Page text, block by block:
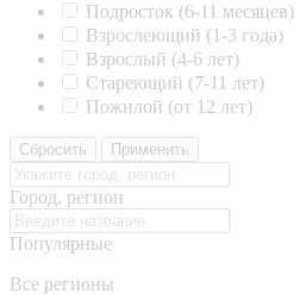
Подросток (6-11 месяцев)
Взрослеющий (1-3 года)
Взрослый (4-6 лет)
Стареющий (7-11 лет)
Пожилой (от 12 лет)
Сбросить Применить
Город, регион
Популярные
Все регионы